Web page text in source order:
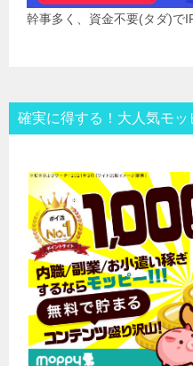
幹事多く、資金不要(タダ)で
確実に得する！大人気モッ